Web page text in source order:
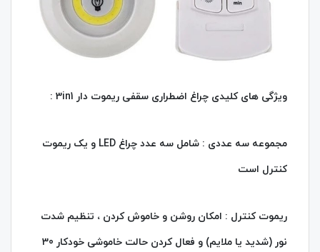
ویژگی های کلیدی چراغ اضطراری سقفی ریموت دار 3in1 :
مجموعه سه عددی : شامل سه عدد چراغ LED و یک ریموت
کنترل است
ریموت کنترل : امکان روشن و خاموش کردن ، تنظیم شدت
نور (شدید یا ملایم) و فعال کردن حالت خاموشی خودکار 30